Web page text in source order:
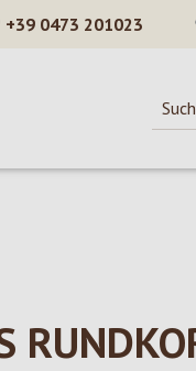
+39 0473 201023